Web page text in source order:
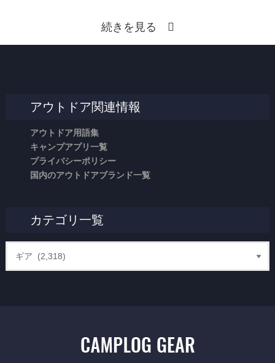
続きを見る
アウトドア関連情報
アウトドア用語集
キャンプアプリ一覧
プライバシーポリシー
国内のアウトドアブランド一覧
カテゴリ一覧